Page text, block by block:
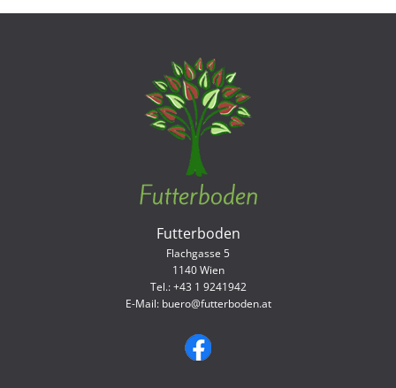
Futterboden
Flachgasse 5
1140 Wien
Tel.:+43 1 9241942
E-Mail: buero@futterboden.at